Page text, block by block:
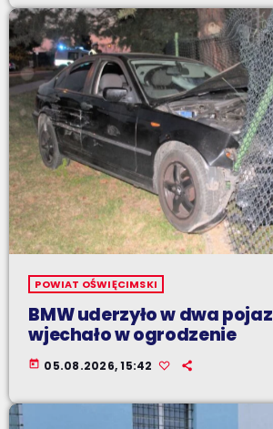
POWIAT OŚWIĘCIMSKI
BMW uderzyło w dwa
wjechało w ogrodzenie
today 05.08.2026, 15:42